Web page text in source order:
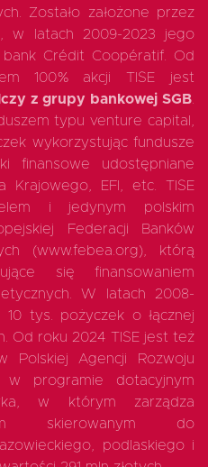
Zostało założone przez
w latach 2009-2023 jego
bank Crédit Coopératif. Od
100% akcji TISE jest
z grupy bankowej SGB.
typu venture capital,
wykorzystując fundusze
finansowe udostępniane
Krajowego, EFI, etc. TISE
i jedynym polskim
Federacji Banków
(www.febea.org), którą
się finansowaniem
W latach 2008-
10 tys. pożyczek o łącznej
Od roku 2024 TISE jest też
Polskiej Agencji Rozwoju
w programie dotacyjnym
w którym zarządza
skierowanym do
podlaskiego i